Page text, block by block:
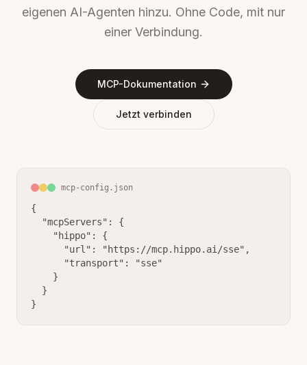
eigenen AI-Agenten hinzu. Ohne Code, mit nur
einer Verbindung.
MCP-Dokumentation
Jetzt verbinden
mcp-config.json
{
  "mcpServers": {
    "hippo": {
      "url": "https://mcp.hippo.ai/sse",
      "transport": "sse"
    }
  }
}